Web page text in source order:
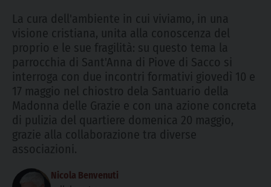
La cura dell'ambiente in cui viviamo, in una
visione cristiana, unita alla conoscenza del
proprio e le sue fragilità: su questo tema la
parrocchia di Sant'Anna di Piove di Sacco si
interroga con due incontri formativi giovedì 10 e
17 maggio nel chiostro dela Santuario della
Madonna delle Grazie e con una azione concreta
di pulizia del quartiere domenica 20 maggio,
grazie alla collaborazione tra diverse
associazioni.
Nicola Benvenuti